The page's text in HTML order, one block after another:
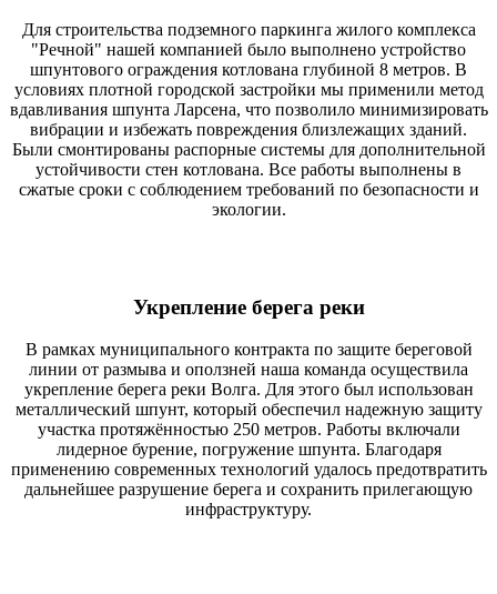
Для строительства подземного паркинга жилого комплекса
"Речной" нашей компанией было выполнено устройство
шпунтового ограждения котлована глубиной 8 метров. В
условиях плотной городской застройки мы применили метод
вдавливания шпунта Ларсена, что позволило минимизировать
вибрации и избежать повреждения близлежащих зданий.
Были смонтированы распорные системы для дополнительной
устойчивости стен котлована. Все работы выполнены в
сжатые сроки с соблюдением требований по безопасности и
экологии.
Укрепление берега реки
В рамках муниципального контракта по защите береговой
линии от размыва и оползней наша команда осуществила
укрепление берега реки Волга. Для этого был использован
металлический шпунт, который обеспечил надежную защиту
участка протяжённостью 250 метров. Работы включали
лидерное бурение, погружение шпунта. Благодаря
применению современных технологий удалось предотвратить
дальнейшее разрушение берега и сохранить прилегающую
инфраструктуру.